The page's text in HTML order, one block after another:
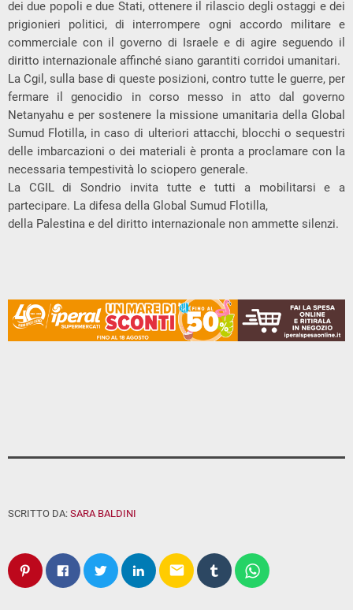
dei due popoli e due Stati, ottenere il rilascio degli ostaggi e dei
prigionieri politici, di interrompere ogni accordo militare e
commerciale con il governo di Israele e di agire seguendo il
diritto internazionale affinché siano garantiti corridoi umanitari.
La Cgil, sulla base di queste posizioni, contro tutte le guerre, per
fermare il genocidio in corso messo in atto dal governo
Netanyahu e per sostenere la missione umanitaria della Global
Sumud Flotilla, in caso di ulteriori attacchi, blocchi o sequestri
delle imbarcazioni o dei materiali è pronta a proclamare con la
necessaria tempestività lo sciopero generale.
La CGIL di Sondrio invita tutte e tutti a mobilitarsi e a
partecipare. La difesa della Global Sumud Flotilla,
della Palestina e del diritto internazionale non ammette silenzi.
SCRITTO DA: SARA BALDINI
email